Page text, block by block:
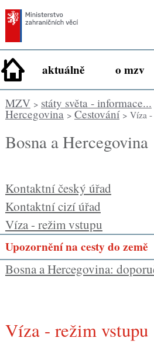
aktuálně o mzv
MZV> státy světa - informace...
Hercegovina> Cestování> Víza -
Bosna a Hercegovina
Kontaktní český úřad
Kontaktní cizí úřad
Víza - režim vstupu
Upozornění na cesty do země
Bosna a Hercegovina:
Víza - režim vstupu